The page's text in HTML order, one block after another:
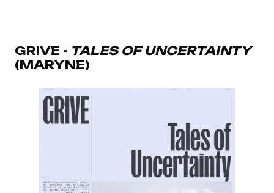
GRIVE - TALES OF UNCERTAINTY
(MARYNE)